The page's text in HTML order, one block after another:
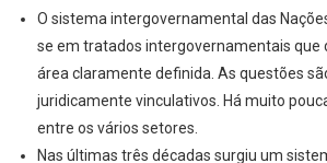
O sistema intergovernamental das
se em tratados intergovernamentais
área claramente definida. As questões
juridicamente vinculativos. Há muito
entre os vários setores.
Nas últimas três décadas surgiu um